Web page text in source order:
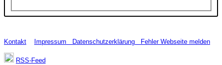
Kontakt Impressum Datenschutzerklärung Fehler Webseite melden
RSS-Feed